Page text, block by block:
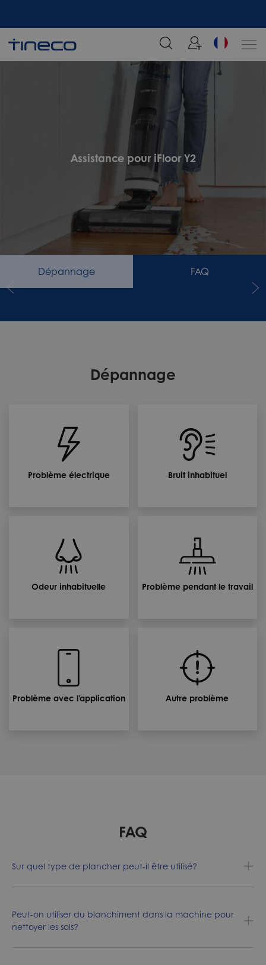
Rejoignez notre liste de diffusion et profitez de 5% de réduction sur votre
commande chez Tineco
Assistance pour iFloor Y2
Dépannage FAQ
Dépannage
Problème électrique Bruit inhabituel
Odeur inhabituelle Problème pendant le travail
Problème avec l'application Autre problème
FAQ
Sur quel type de plancher peut-il être utilisé?
Peut-on utiliser du blanchiment dans la machine pour
nettoyer les sols?